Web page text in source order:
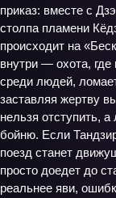
приказ: вместе с
столпа пламени
происходит на
внутри — охота, где
среди людей,
заставляя жертву
нельзя отступить,
бойню. Если
поезд станет
просто доедет до
реальнее яви,